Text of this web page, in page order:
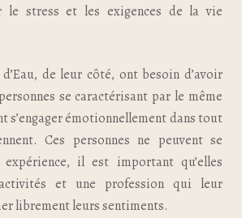
le stress et les exigences de la vie
de leur côté, ont besoin d’avoir
se caractérisant par le même
s’engager émotionnellement dans tout
Ces personnes ne peuvent se
il est important qu’elles
et une profession qui leur
librement leurs sentiments.